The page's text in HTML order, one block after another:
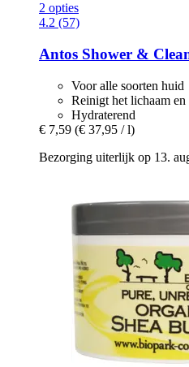
2 opties
4.2 (57)
Antos Shower &
Voor alle soorten huid
Reinigt het lichaam en
Hydraterend
€ 7,59 (€ 37,95 / l)
Bezorging uiterlijk op 13.